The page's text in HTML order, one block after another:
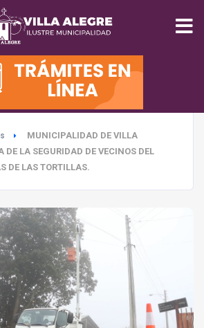
INICIO
MUNICIPALIDAD
SEGURIDAD
TURISMO
MEDIO AMBIENTE
MUNICIPALIDAD DE VILLA
DE LA SEGURIDAD DE VECINOS DEL
DE LAS TORTILLAS.